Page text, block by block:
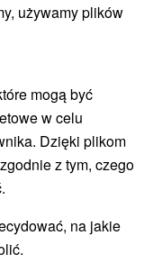
(1)
(2) Skanseny
(9)
(1)
używamy plików
mogą być
w celu
Dzięki plikom
z tym, czego
na jakie